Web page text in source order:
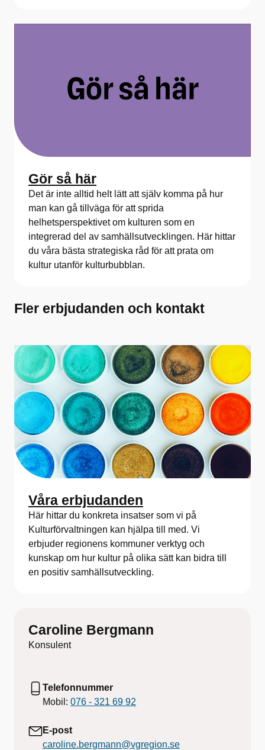
Gör så här
Det är inte alltid helt lätt att själv komma på hur
man kan gå tillväga för att sprida
helhetsperspektivet om kulturen som en
integrerad del av samhällsutvecklingen. Här hittar
du våra bästa strategiska råd för att prata om
kultur utanför kulturbubblan.
Fler erbjudanden och kontakt
Våra erbjudanden
Här hittar du konkreta insatser som vi på
Kulturförvaltningen kan hjälpa till med. Vi
erbjuder regionens kommuner verktyg och
kunskap om hur kultur på olika sätt kan bidra till
en positiv samhällsutveckling.
Caroline Bergmann
Konsulent
Telefonnummer
Mobil: 076 - 321 69 92
E-post
caroline.bergmann@vgregion.se